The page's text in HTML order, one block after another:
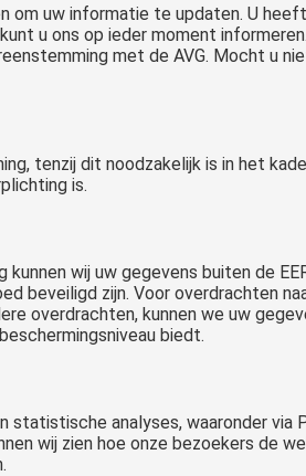
om uw informatie te updaten. U
u ons op ieder moment
met de AVG. Mocht u
tenzij dit noodzakelijk is in het
is.
wij uw gegevens buiten de
beveiligd zijn. Voor overdrachten
overdrachten, kunnen we uw
biedt.
statistische analyses, waaronder
wij zien hoe onze bezoekers de